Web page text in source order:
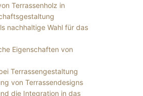
Terrassenholz in
nachhaltige Wahl für das
Eigenschaften von
Terrassengestaltung
von Terrassendesigns
die Integration in das